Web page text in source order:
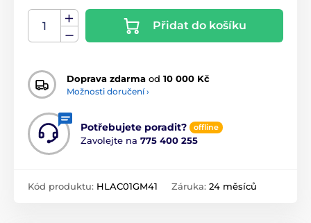
Přidat do košíku
Doprava zdarma od 10 000 Kč
Možnosti doručení ›
Potřebujete poradit? offline
Zavolejte na 775 400 255
Kód produktu: HLAC01GM41 Záruka: 24 měsíců